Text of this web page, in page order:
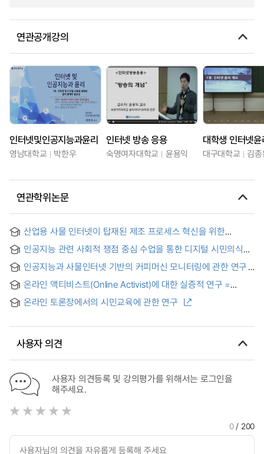
연관공개강의
인터넷및인공지능과윤리
영남대학교 박한우
인터넷 방송 응용
숙명여자대학교 윤용익
대학생 인터넷윤
대구대학교 김
연관학위논문
산업용 사물 인터넷이 탑재된 제조 프로세스 혁신을 위한
인공지능 관련 사회적 쟁점 중심 수업을 통한 디지털 시민의식의
centered on Social Issues related to Artificial Intelligence
인공지능과 사물인터넷 기반의 커피머신 모니터링에 관한 연구
온라인 액티비스트(Online Activist)에 대한 실증적 연구 =
온라인 토론장에서의 시민교육에 관한 연구
사용자 의견
사용자 의견등록 및 강의평가를 위해서는 로그인을
해주세요.
0/ 200